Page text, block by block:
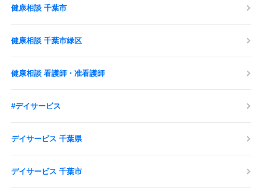
健康相談 千葉市
健康相談 千葉市緑区
健康相談 看護師・准看護師
#デイサービス
デイサービス 千葉県
デイサービス 千葉市